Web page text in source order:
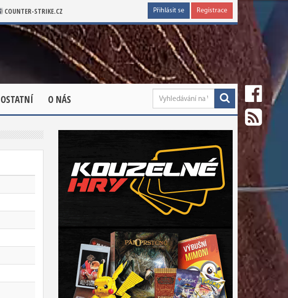
COUNTER-STRIKE.CZ Přihlásit se Registrace
OSTATNÍ O NÁS